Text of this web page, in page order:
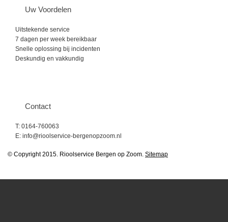
Uw Voordelen
Uitstekende service
7 dagen per week bereikbaar
Snelle oplossing bij incidenten
Deskundig en vakkundig
Contact
T: 0164-760063
E: info@rioolservice-bergenopzoom.nl
© Copyright 2015. Rioolservice Bergen op Zoom. Sitemap